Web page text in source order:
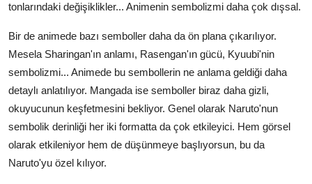
tonlarındaki değişiklikler... Animenin sembolizmi daha çok dışsal.
Bir de animede bazı semboller daha da ön plana çıkarılıyor.
Mesela Sharingan'ın anlamı, Rasengan'ın gücü, Kyuubi'nin
sembolizmi... Animede bu sembollerin ne anlama geldiği daha
detaylı anlatılıyor. Mangada ise semboller biraz daha gizli,
okuyucunun keşfetmesini bekliyor. Genel olarak Naruto'nun
sembolik derinliği her iki formatta da çok etkileyici. Hem görsel
olarak etkileniyor hem de düşünmeye başlıyorsun, bu da
Naruto'yu özel kılıyor.